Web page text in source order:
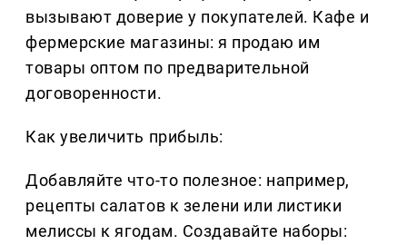
вызывают доверие у покупателей. Кафе и
фермерские магазины: я продаю им
товары оптом по предварительной
договоренности.
Как увеличить прибыль:
Добавляйте что-то полезное: например,
рецепты салатов к зелени или листики
мелиссы к ягодам. Создавайте наборы: